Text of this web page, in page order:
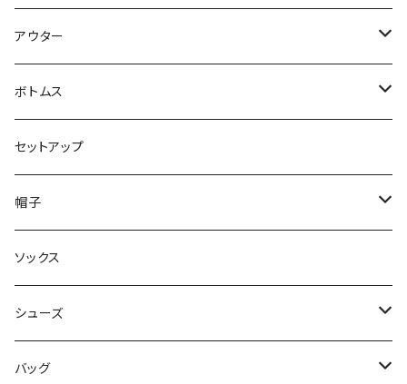
パンツ
アウター
ジャケット
コート
ダウン
ベスト
ボトムス
ロングパンツ
ハーフパンツ
デニムパンツ
セットアップ
帽子
ニット帽 / ビーニー
キャップ
ハット
ソックス
シューズ
スニーカー
バッグ